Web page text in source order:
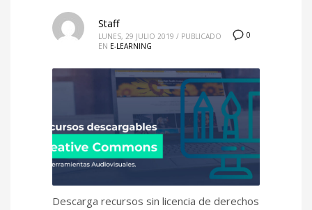
octubre 2020
septiembre 2020
agosto 2020
julio 2019
junio 2019
CATEGORÍAS
0
Staff
LUNES, 29 JULIO 2019 / PUBLICADO
EN E-LEARNING
Descarga recursos sin licencia de derechos